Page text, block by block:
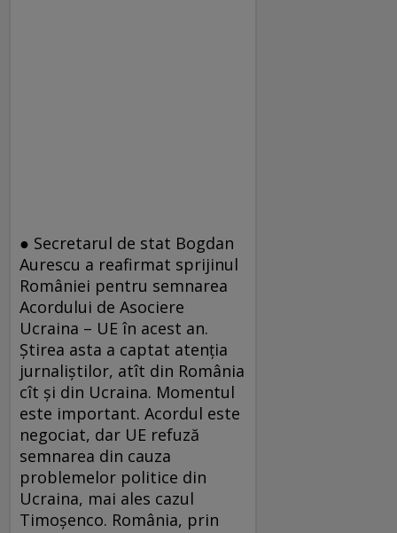
● Secretarul de stat Bogdan
Aurescu a reafirmat sprijinul
României pentru semnarea
Acordului de Asociere
Ucraina – UE în acest an.
Ştirea asta a captat atenţia
jurnaliştilor, atît din România
cît şi din Ucraina. Momentul
este important. Acordul este
negociat, dar UE refuză
semnarea din cauza
problemelor politice din
Ucraina, mai ales cazul
Timoşenco. România, prin